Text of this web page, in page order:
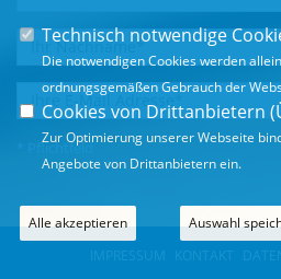
* Pflichtfeld
IMPRESSUM KONTAKT
Technisch notwendige
Die notwendigen Cookies werden
ordnungsgemäßen Gebrauch der
Cookies von Drittanbietern (
Zur Optimierung unserer Webseite
Angebote von Drittanbietern ein.
Alle akzeptieren Auswahl